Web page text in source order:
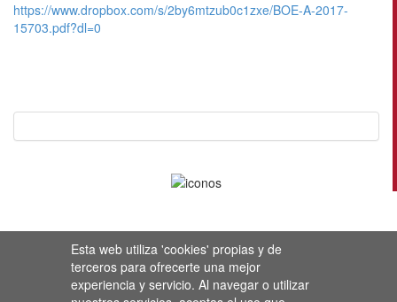
Esta web utiliza 'cookies' propias y de
terceros para ofrecerte una mejor
experiencia y servicio. Al navegar o utilizar
https://www.dropbox.com/s/2by6mtzub0c1zxe/BOE-A-2017-
15703.pdf?dl=0